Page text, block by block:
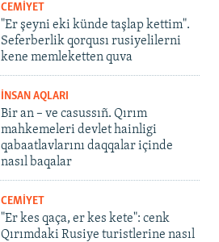
CEMİYET
"Er şeyni eki künde taşlap kettim".
Seferberlik qorqusı rusiyelilerni
kene memleketten quva
İNSAN AQLARI
Bir an – ve casussıñ. Qırım
mahkemeleri devlet hainligi
qabaatlavlarını daqqalar içinde
nasıl baqalar
CEMİYET
"Er kes qaça, er kes kete": cenk
Qırımdaki Rusiye turistlerine nasıl